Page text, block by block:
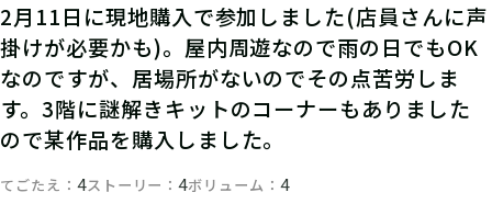
06 3.手がかりを集める
2月11日に現地購入で参加しました(店員さんに声
掛けが必要かも)。屋内周遊なので雨の日でもOK
なのですが、居場所がないのでその点苦労しま
す。3階に謎解きキットのコーナーもありました
ので某作品を購入しました。
てごたえ 4ストーリー 4ボリューム 4